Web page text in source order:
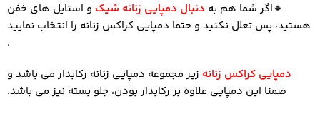
🔸اگر شما هم به دنبال دمپایی زنانه شیک و استایل های خفن
هستید، پس تعلل نکنید و حتما دمپایی کراکس زنانه را انتخاب نمایید
.
دمپایی کراکس زنانه زیر مجموعه دمپایی زنانه رکابدار می باشد و
ضمنا این دمپایی علاوه بر رکابدار بودن، جلو بسته نیز می باشد.